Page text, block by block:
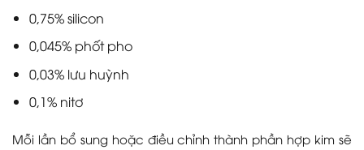
0,75% silicon
0,045% phốt pho
0,03% lưu huỳnh
0,1% nitơ
Mỗi lần bổ sung hoặc điều chỉnh thành phần hợp kim sẽ